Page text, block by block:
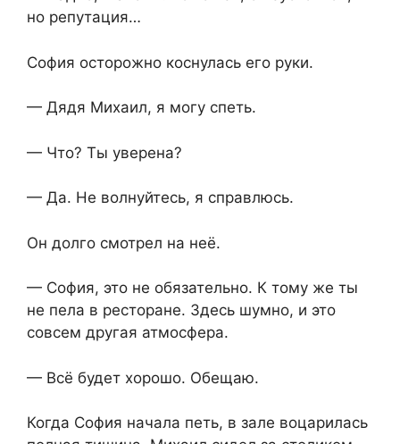
но репутация…
София осторожно коснулась его руки.
— Дядя Михаил, я могу спеть.
— Что? Ты уверена?
— Да. Не волнуйтесь, я справлюсь.
Он долго смотрел на неё.
— София, это не обязательно. К тому же ты
не пела в ресторане. Здесь шумно, и это
совсем другая атмосфера.
— Всё будет хорошо. Обещаю.
Когда София начала петь, в зале воцарилась